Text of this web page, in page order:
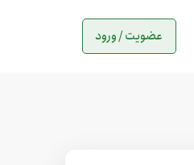
عضویت / ورود